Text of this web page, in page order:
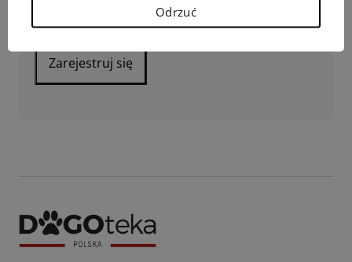
Zarejestruj się
Odrzuć